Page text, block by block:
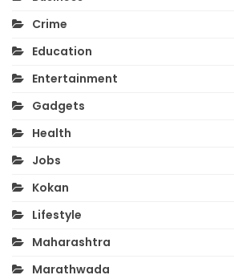
Crime
Education
Entertainment
Gadgets
Health
Jobs
Kokan
Lifestyle
Maharashtra
Marathwada